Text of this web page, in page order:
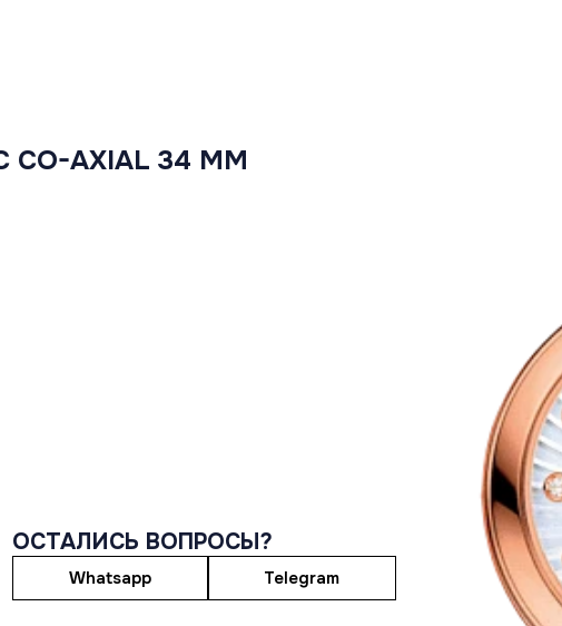
CO-AXIAL 34 MM
ОСТАЛИСЬ ВОПРОСЫ?
Whatsapp Telegram